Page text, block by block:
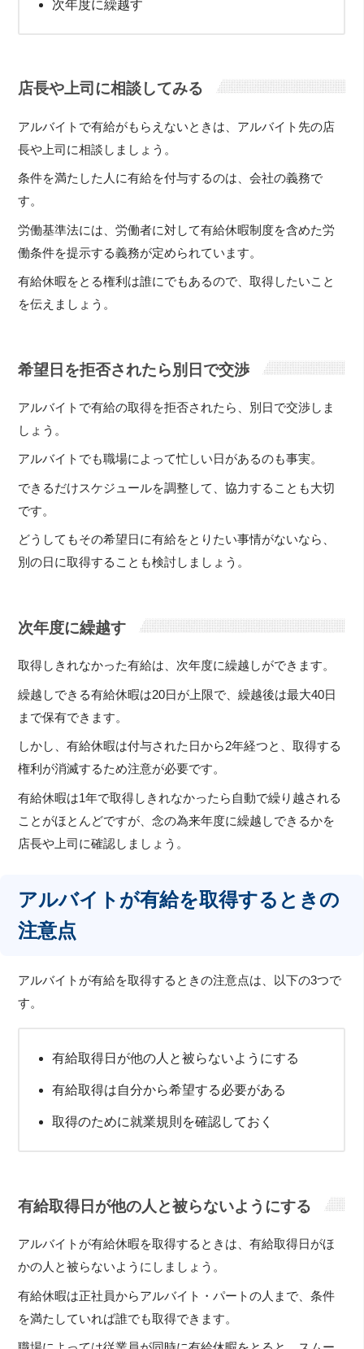
次年度に繰越す
店長や上司に相談してみる
アルバイトで有給がもらえないときは、アルバイト先の店
長や上司に相談しましょう。
条件を満たした人に有給を付与するのは、会社の義務で
す。
労働基準法には、労働者に対して有給休暇制度を含めた労
働条件を提示する義務が定められています。
有給休暇をとる権利は誰にでもあるので、取得したいこと
を伝えましょう。
希望日を拒否されたら別日で交渉
アルバイトで有給の取得を拒否されたら、別日で交渉しま
しょう。
アルバイトでも職場によって忙しい日があるのも事実。
できるだけスケジュールを調整して、協力することも大切
です。
どうしてもその希望日に有給をとりたい事情がないなら、
別の日に取得することも検討しましょう。
次年度に繰越す
取得しきれなかった有給は、次年度に繰越しができます。
繰越しできる有給休暇は20日が上限で、繰越後は最大40日
まで保有できます。
しかし、有給休暇は付与された日から2年経つと、取得する
権利が消滅するため注意が必要です。
有給休暇は1年で取得しきれなかったら自動で繰り越される
ことがほとんどですが、念の為来年度に繰越しできるかを
店長や上司に確認しましょう。
アルバイトが有給を取得するときの
注意点
アルバイトが有給を取得するときの注意点は、以下の3つで
す。
有給取得日が他の人と被らないようにする
有給取得は自分から希望する必要がある
取得のために就業規則を確認しておく
有給取得日が他の人と被らないようにする
アルバイトが有給休暇を取得するときは、有給取得日がほ
かの人と被らないようにしましょう。
有給休暇は正社員からアルバイト・パートの人まで、条件
を満たしていれば誰でも取得できます。